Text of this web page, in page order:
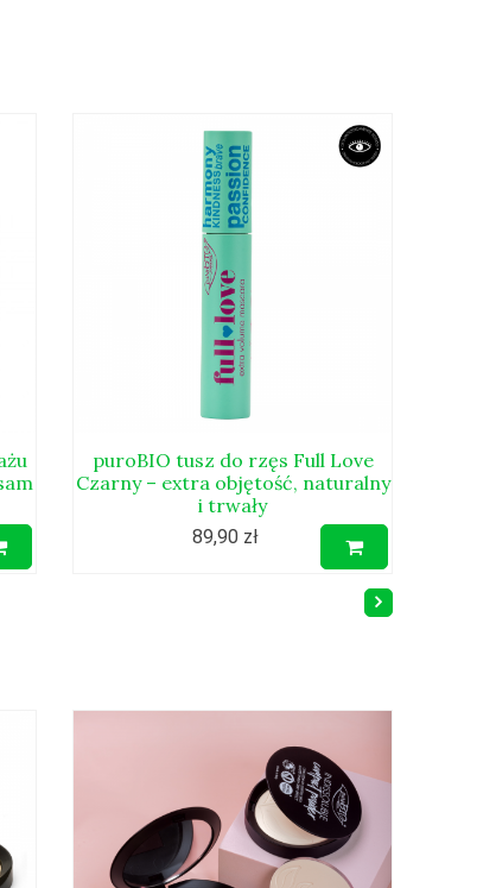
puroBIO tusz do rzęs Full Love
Czarny – extra objętość, naturalny
i trwały
89,90 zł